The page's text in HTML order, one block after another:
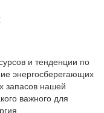
и тенденции по
энергосберегающих
запасов нашей
важного для